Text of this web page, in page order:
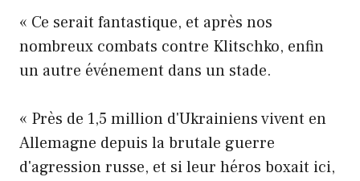
« Ce serait fantastique, et après nos
nombreux combats contre Klitschko, enfin
un autre événement dans un stade.
« Près de 1,5 million d'Ukrainiens vivent en
Allemagne depuis la brutale guerre
d'agression russe, et si leur héros boxait ici,